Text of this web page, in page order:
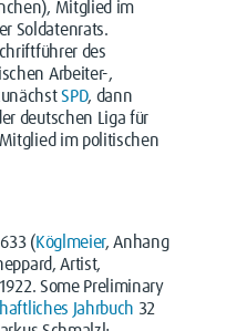
Mitglied im
Soldatenrats.
des
Arbeiter-,
SPD, dann
deutschen Liga für
im politischen
(Köglmeier, Anhang
Artist,
Some Preliminary
Jahrbuch 32